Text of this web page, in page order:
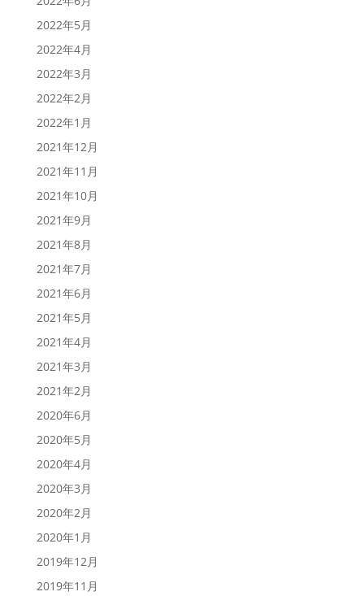
2022年5月
2022年4月
2022年3月
2022年2月
2022年1月
2021年12月
2021年11月
2021年10月
2021年9月
2021年8月
2021年7月
2021年6月
2021年5月
2021年4月
2021年3月
2021年2月
2020年6月
2020年5月
2020年4月
2020年3月
2020年2月
2020年1月
2019年12月
2019年11月